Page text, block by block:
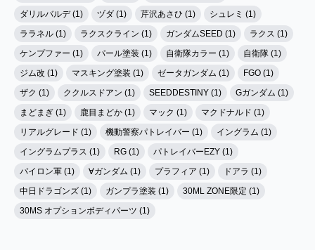
ダリルバルデ (1)
ヅダ (1) 芹沢あさひ (1)
シュレミ (1)
ララネル (1)
ラクスクライン (1) ガンダムSEED (1)
ラクス (1)
ケンプファー (1)
パール塗装 (1) 自衛隊カラー (1)
自衛隊 (1)
ジム改 (1)
マスキング塗装 (1) ゼータガンダム (1)
FGO (1)
ザク (1)
ククルスドアン (1) SEEDDESTINY (1)
Gガンダム (1)
まどまぎ (1)
鹿目まどか (1) マック (1)
マクドナルド (1)
リアルグレード (1)
機動警察パトレイバー (1)
イングラム (1)
イングラムプラス (1)
RG (1)
パトレイバーEZY (1)
パイロン軍 (1)
∀ガンダム (1) プラフィア (1)
ドアラ (1)
中日ドラゴンズ (1)
ガンプラ塗装 (1)
30ML ZONE限定 (1)
30MS オプションボディパーツ (1)